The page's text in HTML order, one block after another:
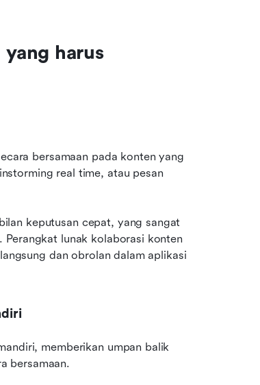
harus
bersamaan pada konten yang
real time, atau pesan
keputusan cepat, yang sangat
lunak kolaborasi konten
dan obrolan dalam aplikasi
memberikan umpan balik
bersamaan.